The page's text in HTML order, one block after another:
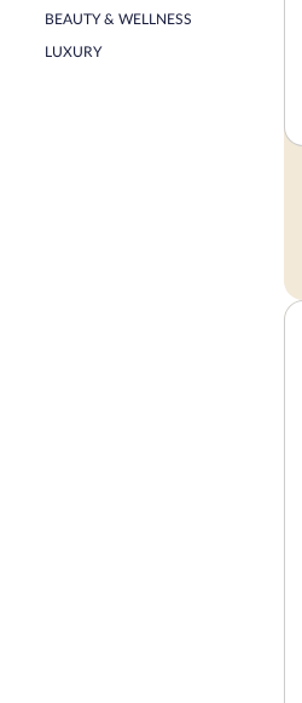
BEAUTY & WELLNESS
LUXURY